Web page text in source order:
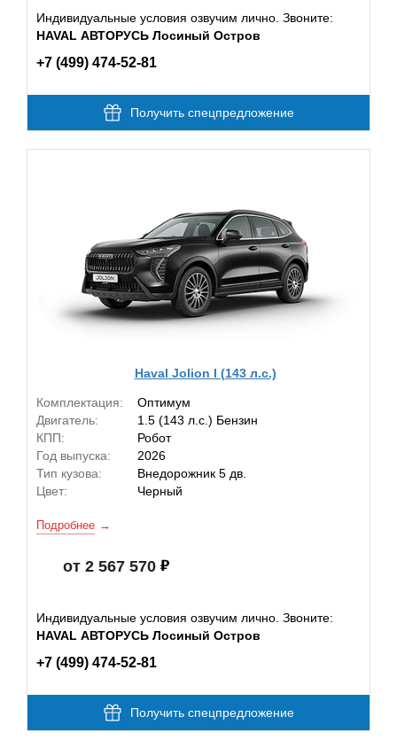
Индивидуальные условия озвучим лично. Звоните:
HAVAL АВТОРУСЬ Лосиный Остров
+7 (499) 474-52-81
Получить спецпредложение
Haval Jolion I (143 л.с.)
Комплектация:
Оптимум
Двигатель:
1.5 (143 л.с.) Бензин
КПП:
Робот
Год выпуска:
2026
Тип кузова:
Внедорожник 5 дв.
Цвет:
Черный
Подробнее
от 2 567 570
Индивидуальные условия озвучим лично. Звоните:
HAVAL АВТОРУСЬ Лосиный Остров
+7 (499) 474-52-81
Получить спецпредложение